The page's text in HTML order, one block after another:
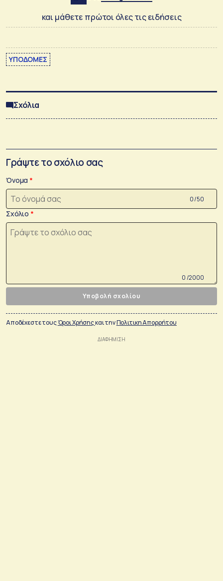
και μάθετε πρώτοι όλες τις ειδήσεις
ΥΠΟΔΟΜΕΣ
Σχόλια
Γράψτε το σχόλιο σας
Όνομα
0 /50
Σχόλιο
0 /2000
Υποβολή σχολίου
Αποδέχεστε τουςΌροι Χρήσηςκαι τηνΠολιτικη Απορρήτου